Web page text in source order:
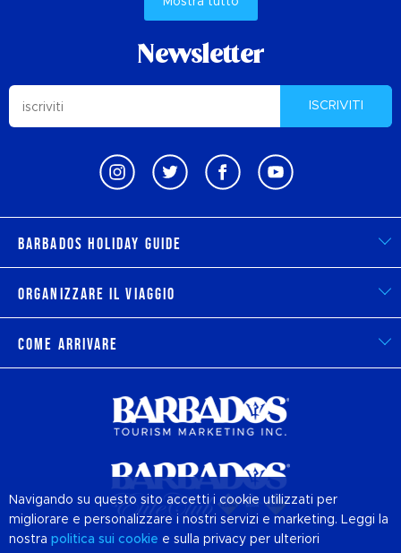
Newsletter
ISCRIVITI
Barbados Holiday Guide
Organizzare il viaggio
Come arrivare
Navigando su questo sito accetti i cookie utilizzati per
migliorare e personalizzare i nostri servizi e marketing. Leggi la
nostra politica sui cookie e sulla privacy per ulteriori